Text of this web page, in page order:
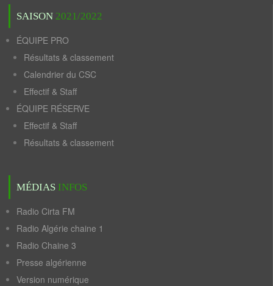
SAISON 2021/2022
ÉQUIPE PRO
Résultats & classement
Calendrier du CSC
Effectif & Staff
ÉQUIPE RÉSERVE
Effectif & Staff
Résultats & classement
MÉDIAS INFOS
Radio Cirta FM
Radio Algérie chaine 1
Radio Chaine 3
Presse algérienne
Version numérique